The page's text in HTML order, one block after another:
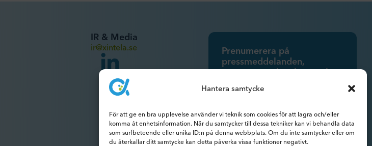
Hantera samtycke
För att ge en bra upplevelse använder vi teknik som cookies för att lagra och/eller
komma åt enhetsinformation. När du samtycker till dessa tekniker kan vi behandla data
som surfbeteende eller unika ID:n på denna webbplats. Om du inte samtycker eller om
du återkallar ditt samtycke kan detta påverka vissa funktioner negativt.
IR & Media
ir@xintela.se
Prenumerera på
pressmeddelanden,
rapporter, nyhetsbrev och
analyser.